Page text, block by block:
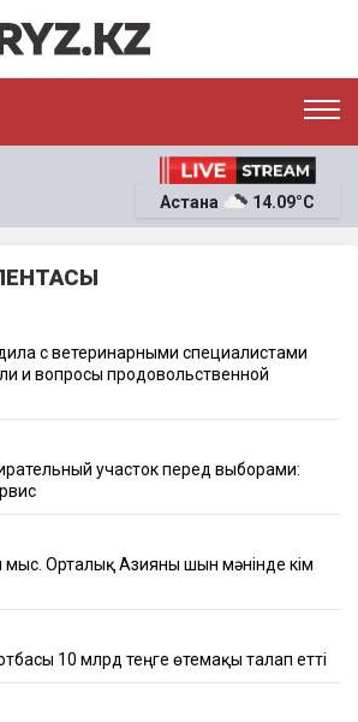
ЭКОНОМИКА
ОҚИҒА
Астана 14.09°C
с ветеринарными специалистами
и вопросы продовольственной
участок перед выборами:
мыс. Орталық Азияны шын мәнінде кім
10 млрд теңге өтемақы талап етті